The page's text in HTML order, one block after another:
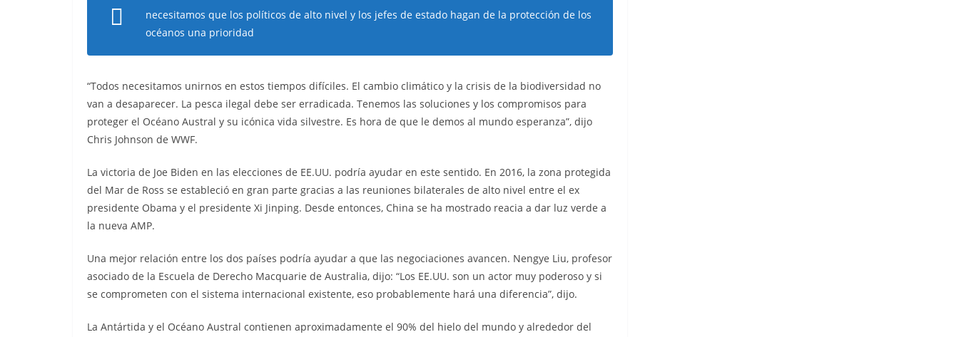
necesitamos que los políticos de alto nivel y los jefes de estado hagan de la protección de los
océanos una prioridad
“Todos necesitamos unirnos en estos tiempos difíciles. El cambio climático y la crisis de la biodiversidad no
van a desaparecer. La pesca ilegal debe ser erradicada. Tenemos las soluciones y los compromisos para
proteger el Océano Austral y su icónica vida silvestre. Es hora de que le demos al mundo esperanza”, dijo
Chris Johnson de WWF.
La victoria de Joe Biden en las elecciones de EE.UU. podría ayudar en este sentido. En 2016, la zona protegida
del Mar de Ross se estableció en gran parte gracias a las reuniones bilaterales de alto nivel entre el ex
presidente Obama y el presidente Xi Jinping. Desde entonces, China se ha mostrado reacia a dar luz verde a
la nueva AMP.
Una mejor relación entre los dos países podría ayudar a que las negociaciones avancen. Nengye Liu, profesor
asociado de la Escuela de Derecho Macquarie de Australia, dijo: “Los EE.UU. son un actor muy poderoso y si
se comprometen con el sistema internacional existente, eso probablemente hará una diferencia”, dijo.
La Antártida y el Océano Austral contienen aproximadamente el 90% del hielo del mundo y alrededor del